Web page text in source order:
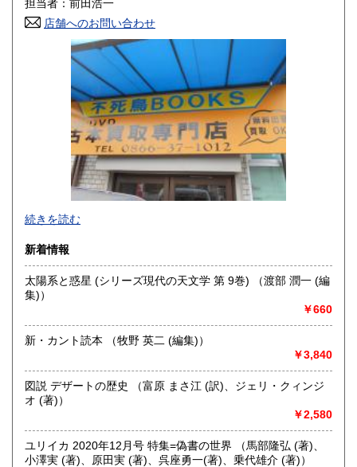
鳥取県
300円 広島県
300円 徳島県
300円 愛媛県
300円 福岡県
300円 長崎県
熊本県
宮崎県
沖縄県 300円
担当者：前田浩一
店舗へのお問い合わせ
不死鳥BOOKSでは、書籍だけでなくCD、DVD、レコード、
ゲーム、おもちゃ、骨董品まであらゆるものの買い取りがで
にお問い合わせください。出張費は、無料です。
沿線名：伯備線・桃太郎線(吉備線)
最寄駅：総社駅
定休日：年中無休
不死鳥BOOKSでは、書籍だけでなくCD、DVD、レコード、
ゲーム、おもちゃ、骨董品まであらゆるものの買い取りがで
きます。店主が、日本全国買取にお伺いいたします。お気軽
取り扱い分野
続きを読む
新着情報
太陽系と惑星 (シリーズ現代の天文学 第 9巻) （渡部 潤一 (編
集)）
￥660
新・カント読本 （牧野 英二 (編集)）
￥3,840
図説 デザートの歴史 （富原 まさ江 (訳)、ジェリ・クィンジ
オ (著)）
￥2,580
ユリイカ 2020年12月号 特集=偽書の世界 （馬部隆弘 (著)、
小澤実 (著)、原田実 (著)、呉座勇一(著)、乗代雄介 (著)）